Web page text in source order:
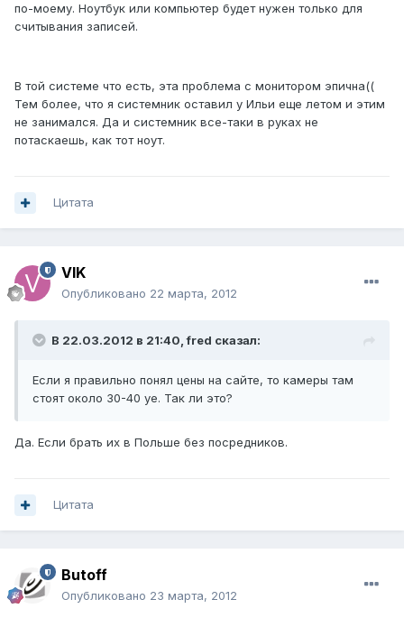
по-моему. Ноутбук или компьютер будет нужен только для
считывания записей.
В той системе что есть, эта проблема с монитором эпична((
Тем более, что я системник оставил у Ильи еще летом и этим
не занимался. Да и системник все-таки в руках не
потаскаешь, как тот ноут.
Цитата
VIK
Опубликовано 22 марта, 2012
В 22.03.2012 в 21:40, fred сказал:
Если я правильно понял цены на сайте, то камеры там
стоят около 30-40 уе. Так ли это?
Да. Если брать их в Польше без посредников.
Цитата
Butoff
Опубликовано 23 марта, 2012